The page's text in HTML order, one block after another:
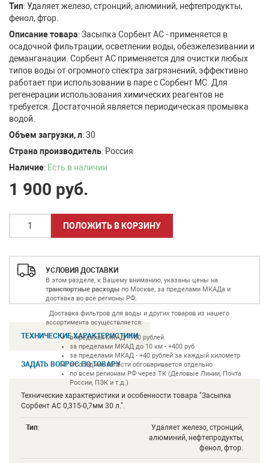
Тип: Удаляет железо, стронций, алюминий, нефтепродукты,
фенол, фтор.
Описание товара: Засыпка Сорбент АС - применяется в
осадочной фильтрации, осветлении воды, обезжелезивании и
деманганации. Сорбент АС применяется для очистки любых
типов воды от огромного спектра загрязнений, эффективно
работает при использовании в паре с Сорбент МС. Для
регенерации использования химических реагентов не
требуется. Достаточной является периодическая промывка
водой.
Объем загрузки, л: 30
Страна производитель: Россия
Наличие: Есть в наличии
1 900 руб.
УСЛОВИЯ ДОСТАВКИ
В этом разделе, к Вашему вниманию, указаны цены на
транспортные расходы по Москве, за пределами МКАДа и
доставка во все регионы РФ.
Доставка фильтров для воды и других товаров из нашего
ассортимента осуществляется:
в пределах МКАД - 780 рублей.
за пределами МКАД до 10 км - +400 руб.
за пределами МКАД - +40 рублей за каждый километр
в соседние области обговаривается отдельно
по всем регионам РФ через ТК (Деловые Линии, Почта
России, ПЭК и т.д.)
ТЕХНИЧЕСКИЕ ХАРАКТЕРИСТИКИ
ЗАДАТЬ ВОПРОС ПО ТОВАРУ
Технические характеристики и особенности товара "Засыпка
Сорбент АС 0,315-0,7мм 30 л.".
Тип:
Удаляет железо, стронций,
алюминий, нефтепродукты,
фенол, фтор.